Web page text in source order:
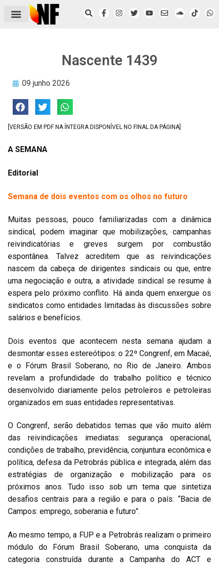
Nascente 1439
09 junho 2026
[VERSÃO EM PDF NA ÍNTEGRA DISPONÍVEL NO FINAL DA PÁGINA]
A SEMANA
Editorial
Semana de dois eventos com os olhos no futuro
Muitas pessoas, pouco familiarizadas com a dinâmica
sindical, podem imaginar que mobilizações, campanhas
reivindicatórias e greves surgem por combustão
espontânea. Talvez acreditem que as reivindicações
nascem da cabeça de dirigentes sindicais ou que, entre
uma negociação e outra, a atividade sindical se resume à
espera pelo próximo conflito. Há ainda quem enxergue os
sindicatos como entidades limitadas às discussões sobre
salários e benefícios.
Dois eventos que acontecem nesta semana ajudam a
desmontar esses estereótipos: o 22º Congrenf, em Macaé,
e o Fórum Brasil Soberano, no Rio de Janeiro. Ambos
revelam a profundidade do trabalho político e técnico
desenvolvido diariamente pelos petroleiros e petroleiras
organizados em suas entidades representativas.
O Congrenf, serão debatidos temas que vão muito além
das reivindicações imediatas: segurança operacional,
condições de trabalho, previdência, conjuntura econômica e
política, defesa da Petrobrás pública e integrada, além das
estratégias de organização e mobilização para os
próximos anos. Tudo isso sob um tema que sintetiza
desafios centrais para a região e para o país: “Bacia de
Campos: emprego, soberania e futuro”.
Ao mesmo tempo, a FUP e a Petrobrás realizam o primeiro
módulo do Fórum Brasil Soberano, uma conquista da
categoria construída durante a Campanha do ACT e